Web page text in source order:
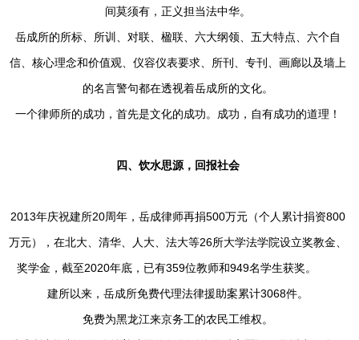
间莫须有，正义担当法中华。
岳成所的所标、所训、对联、楹联、六大纲领、五大特点、六个自
信、核心理念和价值观、仪容仪表要求、所刊、专刊、画廊以及墙上
的名言警句都在透视着岳成所的文化。
一个律师所的成功，首先是文化的成功。成功，自有成功的道理！
四、饮水思源，回报社会
2013年庆祝建所20周年，岳成律师再捐500万元（个人累计捐资800
万元），在北大、清华、人大、法大等26所大学法学院设立奖教金、
奖学金，截至2020年底，已有359位教师和949名学生获奖。
建所以来，岳成所免费代理法律援助案累计3068件。
免费为黑龙江来京务工的农民工维权。